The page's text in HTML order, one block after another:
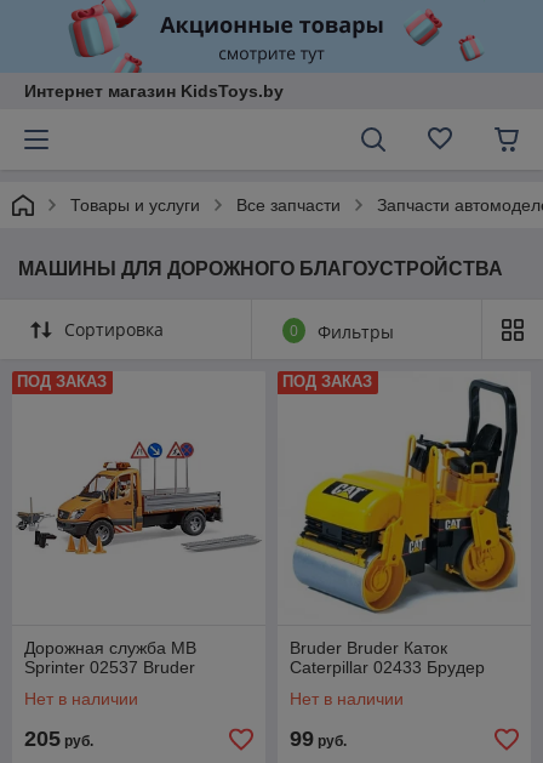
Интернет магазин KidsToys.by
Товары и услуги Все запчасти Запчасти
МАШИНЫ ДЛЯ ДОРОЖНОГО БЛАГОУСТРОЙСТВА
Сортировка 0 Фильтры
ПОД ЗАКАЗ
Дорожная служба МВ
Sprinter 02537 Bruder
Нет в наличии
205 руб.
ПОД ЗАКАЗ
Bruder Bruder Каток
Caterpillar 02433 Брудер
Нет в наличии
99 руб.